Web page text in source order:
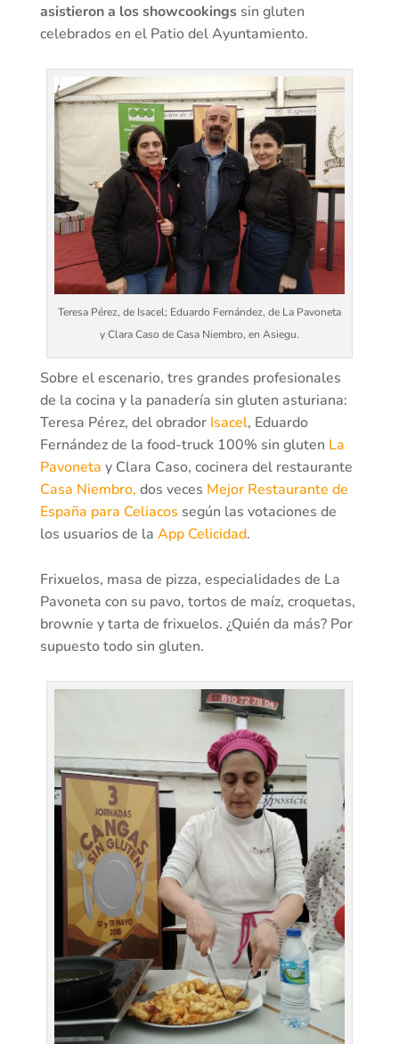
asistieron a los showcookingssin gluten
celebrados en el Patio del Ayuntamiento.
Teresa Pérez, de Isacel; Eduardo Fernández, de La Pavoneta
y Clara Caso de Casa Niembro, en Asiegu.
Sobre el escenario, tres grandes profesionales
de la cocina y la panadería sin gluten asturiana:
Teresa Pérez, del obrador Isacel, Eduardo
Fernández de la food-truck 100% sin gluten La
Pavoneta y Clara Caso, cocinera del restaurante
Casa Niembro, dos veces Mejor Restaurante de
España para Celiacos según las votaciones de
los usuarios de la App Celicidad.
Frixuelos, masa de pizza, especialidades de La
Pavoneta con su pavo, tortos de maíz, croquetas,
brownie y tarta de frixuelos. ¿Quién da más? Por
supuesto todo sin gluten.